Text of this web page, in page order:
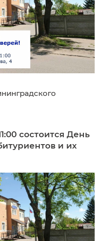
в 11:00
абитуриентов и